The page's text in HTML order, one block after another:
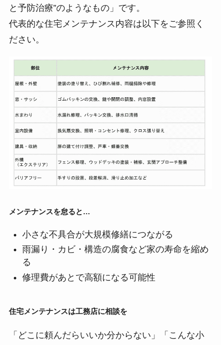
と予防治療”のようなもの」です。
代表的な住宅メンテナンス内容は以下をご参照く
ださい。
メンテナンスを怠ると…
小さな不具合が大規模修繕につながる
雨漏り・カビ・構造の腐食など家の寿命を縮め
る
修理費があとで高額になる可能性
住宅メンテナンスは工務店に相談を
「どこに頼んだらいいか分からない」「こんな小